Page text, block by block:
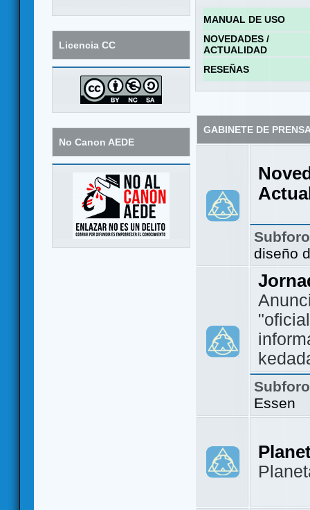
Licencia CC
No Canon AEDE
MANUAL DE USO
NOVEDADES /
ACTUALIDAD
RESEÑAS
GABINETE DE
diseño
Essen